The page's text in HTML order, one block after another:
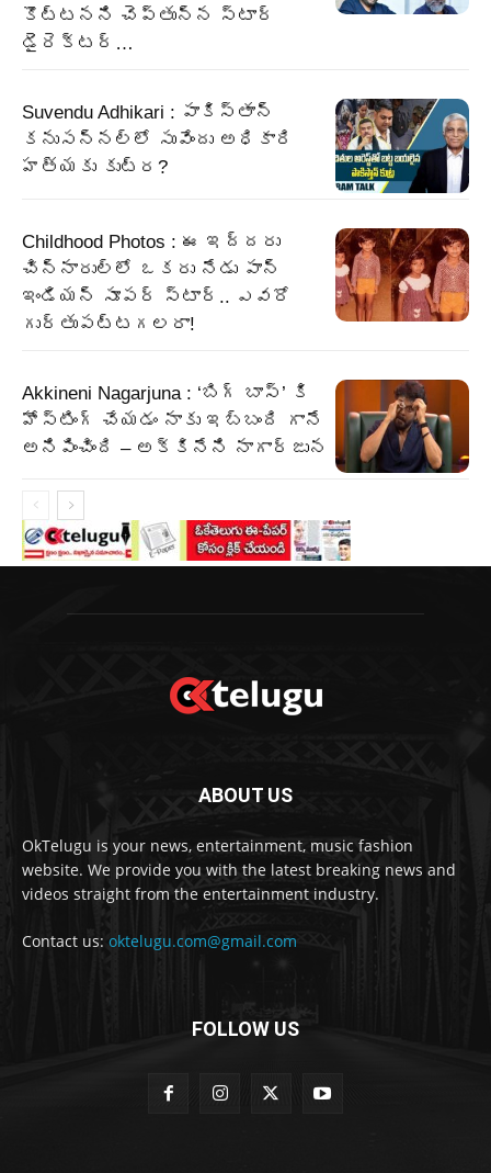
కొట్టనని చెప్తున్న స్టార్
డైరెక్టర్…
Suvendu Adhikari : పాకిస్తాన్
కనుసన్నల్లో సువేందు అధికారి
హత్యకు కుట్ర?
Childhood Photos : ఈ ఇద్దరు
చిన్నారుల్లో ఒకరు నేడు పాన్
ఇండియన్ సూపర్ స్టార్.. ఎవరో
గుర్తుపట్టగలరా!
Akkineni Nagarjuna : ‘బిగ్ బాస్’ కి
హోస్టింగ్ చేయడం నాకు ఇబ్బంది గానే
అనిపించింది – అక్కినేని నాగార్జున
ABOUT US
OkTelugu is your news, entertainment, music fashion
website. We provide you with the latest breaking news and
videos straight from the entertainment industry.
Contact us: oktelugu.com@gmail.com
FOLLOW US